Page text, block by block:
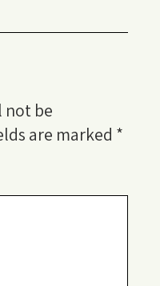
not be
are marked *